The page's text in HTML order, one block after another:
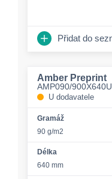
Přidat do
Amber Preprint
AMP090/900X640U
U dodavatele
Gramáž
90 g/m2
Délka
640 mm